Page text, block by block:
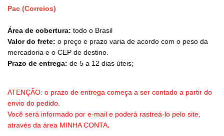
Pac (Correios)
Área de cobertura: todo o Brasil
Valor do frete: o preço e prazo varia de acordo com o peso da
mercadoria e o CEP de destino.
Prazo de entrega: de 5 a 12 dias úteis;
ATENÇÃO: o prazo de entrega começa a ser contado a partir do
envio do pedido.
Você será informado por e-mail e poderá rastreá-lo pelo site,
através da área MINHA CONTA.